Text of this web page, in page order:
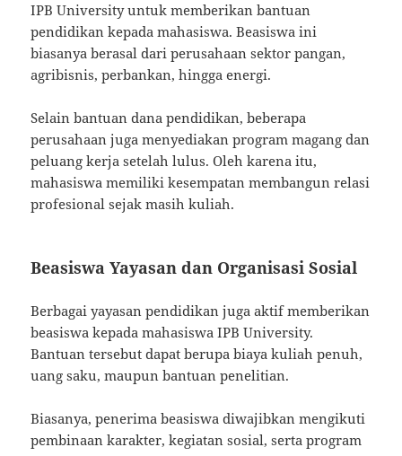
IPB University untuk memberikan bantuan
pendidikan kepada mahasiswa. Beasiswa ini
biasanya berasal dari perusahaan sektor pangan,
agribisnis, perbankan, hingga energi.
Selain bantuan dana pendidikan, beberapa
perusahaan juga menyediakan program magang dan
peluang kerja setelah lulus. Oleh karena itu,
mahasiswa memiliki kesempatan membangun relasi
profesional sejak masih kuliah.
Beasiswa Yayasan dan Organisasi Sosial
Berbagai yayasan pendidikan juga aktif memberikan
beasiswa kepada mahasiswa IPB University.
Bantuan tersebut dapat berupa biaya kuliah penuh,
uang saku, maupun bantuan penelitian.
Biasanya, penerima beasiswa diwajibkan mengikuti
pembinaan karakter, kegiatan sosial, serta program